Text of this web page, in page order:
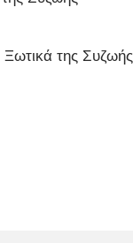
Ξωτικά της Συζωής